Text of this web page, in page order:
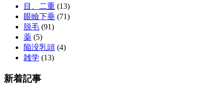
目、二重 (13)
眼瞼下垂 (71)
脱毛 (91)
薬 (5)
陥没乳頭 (4)
雑学 (13)
新着記事